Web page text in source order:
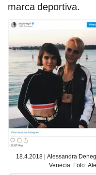
marca deportiva.
18.4.2018 | Alessandra
Venecia. Foto: